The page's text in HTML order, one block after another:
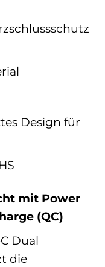
Design für
mit Power
(QC)
Dual
die